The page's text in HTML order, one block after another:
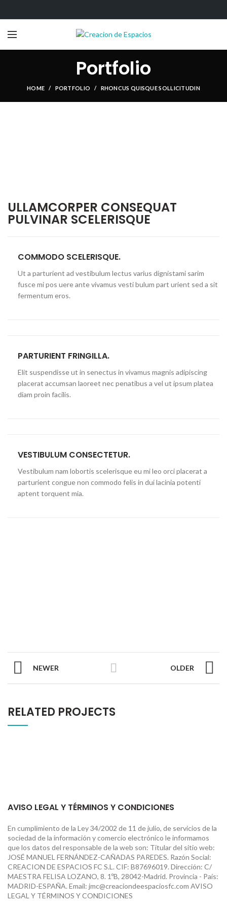
Portfolio
HOME PORTFOLIO RHONCUS QUISQUE SOLLICITUDIN
ULLAMCORPER CONSEQUAT
PULVINAR SCELERISQUE
COMMODO SCELERISQUE.
Ut a parturient ad vestibulum lectus varius dignistami sarim
fusce mi pos uere ante vivamus vesti bulum part urient sed a sit
fermentum eros.
PARTURIENT FRINGILLA.
Elit suspendisse ut in senectus in vivamus magnis adipiscing
placerat accumsan laoreet nec penatibus a vel ut ipsum platea
diam proin facilis.
VESTIBULUM CONSECTETUR.
Vestibulum nam lobortis scelerisque eu mi leo orci placerat a
parturient congue non commodo felis in dui lacinia potenti
aptent torquent mia.
NEWER OLDER
RELATED PROJECTS
AVISO LEGAL Y TÉRMINOS Y CONDICIONES
En cumplimiento de la Ley 34/2002 de 11 de julio, de servicios de la
sociedad de la información y comercio electrónico le informamos
que los datos del responsable de la web son: Titular del sitio web:
JOSÉ MANUEL FERNÁNDEZ-CAÑADAS PAREDES. Razón Social:
CREACION DE ESPACIOS FC S.L. CIF: B87696019. Dirección: C/
MAESTRA FELISA LOZANO, 8. 1ºB, 28042-Madrid. Provincia - País:
MADRID-ESPAÑA. Email: jmc@creaciondeespaciosfc.com AVISO
LEGAL Y TÉRMINOS Y CONDICIONES